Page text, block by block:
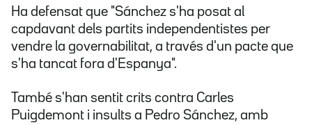
Ha defensat que "Sánchez s'ha posat al
capdavant dels partits independentistes per
vendre la governabilitat, a través d'un pacte que
s'ha tancat fora d'Espanya".
També s'han sentit crits contra Carles
Puigdemont i insults a Pedro Sánchez, amb